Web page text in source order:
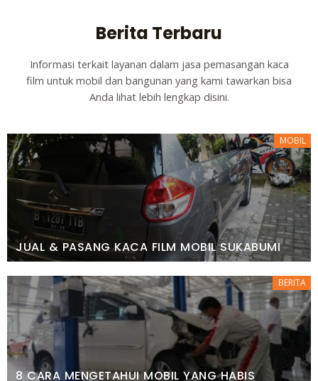
Berita Terbaru
Informasi terkait layanan dalam jasa pemasangan kaca
film untuk mobil dan bangunan yang kami tawarkan bisa
Anda lihat lebih lengkap disini.
MOBIL
JUAL & PASANG KACA FILM MOBIL SUKABUMI
BERITA
8 CARA MENGETAHUI MOBIL YANG HABIS